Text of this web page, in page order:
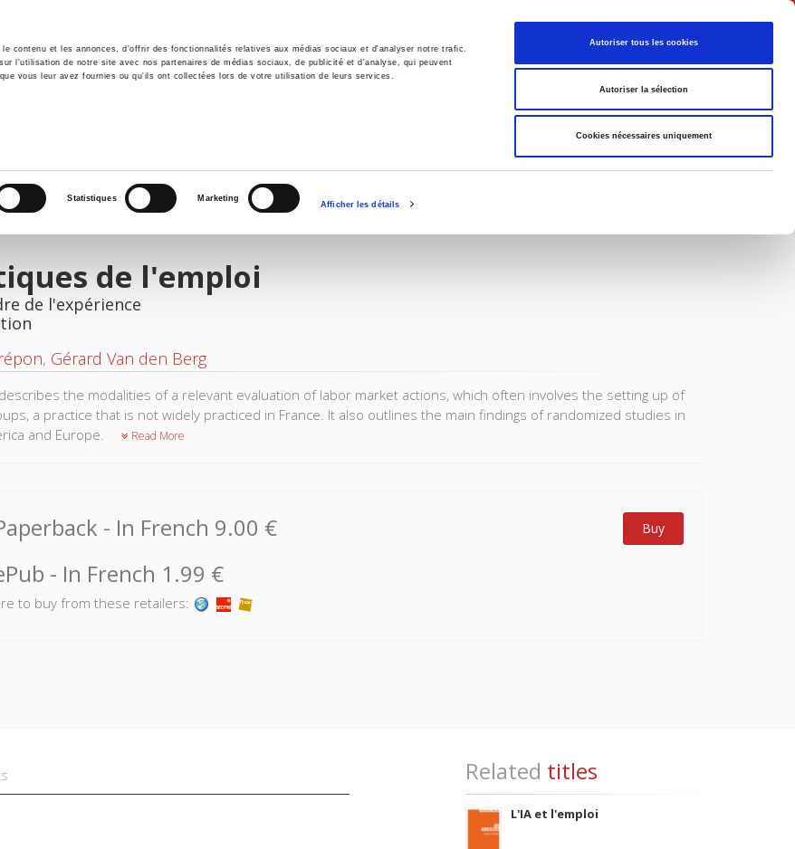
contenu et les annonces, d'offrir des fonctionnalités relatives aux médias sociaux et d'analyser notre trafic.
l'utilisation de notre site avec nos partenaires de médias sociaux, de publicité et d'analyse, qui peuvent
vous leur avez fournies ou qu'ils ont collectées lors de votre utilisation de leurs services.
Statistiques Marketing
Afficher les détails
Autoriser tous les cookies
Autoriser la sélection
Cookies nécessaires uniquement
English
Environment History International Politics
de l'emploi
de l'expérience
, Gérard Van den Berg
the modalities of a relevant evaluation of labor market actions, which often involves the setting up of
a practice that is not widely practiced in France. It also outlines the main findings of randomized studies in
and Europe.
Read More
- In French 9.00 € Buy
- In French 1.99 €
to buy from these retailers:
Related titles
L'IA et l'emploi